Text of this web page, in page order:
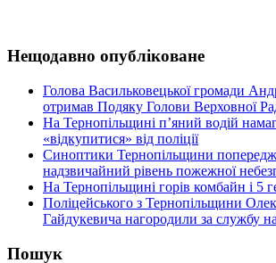
Нещодавно опубліковане
Голова Васильковецької громади
отримав Подяку Голови Верховної
На Тернопільщині п’яний водій
«відкупитися» від поліції
Синоптики Тернопільщини
надзвичайний рівень пожежної
На Тернопільщині горів комбайн і 5
Поліцейського з Тернопільщини
Гайдукевича нагородили за службу
Пошук